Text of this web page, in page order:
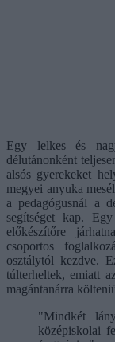
Egy lelkes és
délutánonként
alsós gyerekeket
megyei anyuka
a pedagógusnál a
segítséget kap.
előkészítőre
csoportos
osztálytól kezdve.
túlterheltek, emiatt
magántanárra
"Mindkét
középiskolai